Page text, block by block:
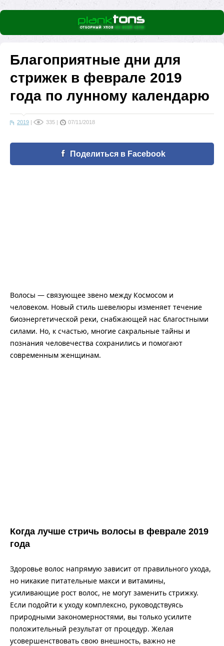
Благоприятные дни для
стрижек в феврале 2019
года по лунному календарю
2019 | 335 | 07/11/2018
Поделиться в Facebook
Волосы — связующее звено между Космосом и
человеком. Новый стиль шевелюры изменяет течение
биоэнергетической реки, снабжающей нас благостными
силами. Но, к счастью, многие сакральные тайны и
познания человечества сохранились и помогают
современным женщинам.
Когда лучше стричь волосы в феврале 2019
года
Здоровье волос напрямую зависит от правильного ухода,
но никакие питательные макси и витамины,
усиливающие рост волос, не могут заменить стрижку.
Если подойти к уходу комплексно, руководствуясь
природными закономерностями, вы только усилите
положительный результат от процедур. Желая
усовершенствовать свою внешность, важно не